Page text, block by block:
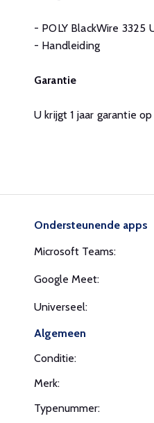
- POLY BlackWire 3325
- Handleiding
Garantie
U krijgt 1 jaar garantie
Ondersteunende apps
Microsoft Teams:
Google Meet:
Universeel:
Algemeen
Conditie:
Merk:
Typenummer: